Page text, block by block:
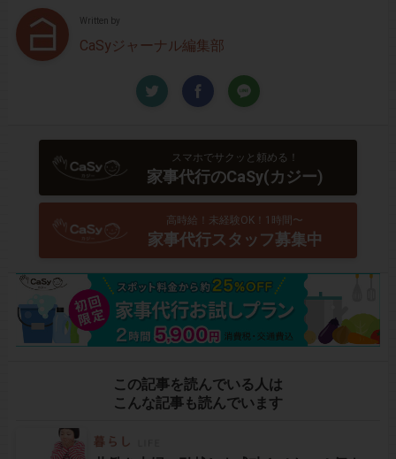
Written by
CaSyジャーナル編集部
スマホでサクッと頼める！
家事代行のCaSy(カジー)
高時給！未経験OK！1時間〜
家事代行スタッフ募集中
この記事を読んでいる人は
こんな記事も読んでいます